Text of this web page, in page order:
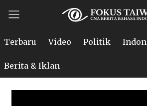
Terbaru Video Politik
Berita & Iklan